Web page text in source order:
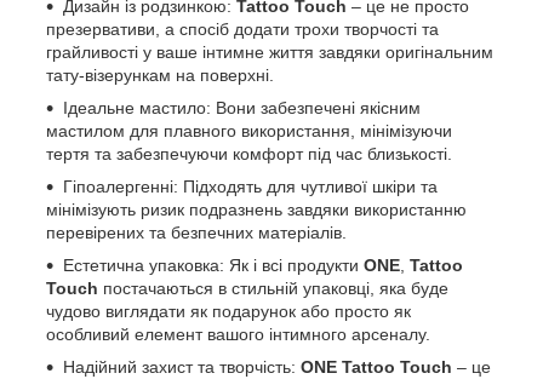
Дизайн із родзинкою: Tattoo Touch – це не просто
презервативи, а спосіб додати трохи творчості та
грайливості у ваше інтимне життя завдяки оригінальним
тату-візерункам на поверхні.
Ідеальне мастило: Вони забезпечені якісним
мастилом для плавного використання, мінімізуючи
тертя та забезпечуючи комфорт під час близькості.
Гіпоалергенні: Підходять для чутливої шкіри та
мінімізують ризик подразнень завдяки використанню
перевірених та безпечних матеріалів.
Естетична упаковка: Як і всі продукти ONE Tattoo
Touch постачаються в стильній упаковці, яка буде
чудово виглядати як подарунок або просто як
особливий елемент вашого інтимного арсеналу.
Надійний захист та творчість: ONE Tattoo Touch – це